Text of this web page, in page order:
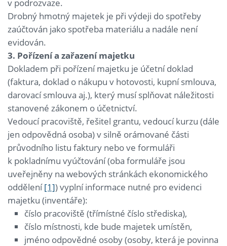
v podrozvaze.
Drobný hmotný majetek je při výdeji do spotřeby
zaúčtován jako spotřeba materiálu a nadále není
evidován.
3. Pořízení a zařazení majetku
Dokladem při pořízení majetku je účetní doklad
(faktura, doklad o nákupu v hotovosti, kupní smlouva,
darovací smlouva aj.), který musí splňovat náležitosti
stanovené zákonem o účetnictví.
Vedoucí pracoviště, řešitel grantu, vedoucí kurzu (dále
jen odpovědná osoba) v silně orámované části
průvodního listu faktury nebo ve formuláři
k pokladnímu vyúčtování (oba formuláře jsou
uveřejněny na webových stránkách ekonomického
oddělení[1]) vyplní informace nutné pro evidenci
majetku (inventáře):
číslo pracoviště (třímístné číslo střediska),
číslo místnosti, kde bude majetek umístěn,
jméno odpovědné osoby (osoby, která je povinna